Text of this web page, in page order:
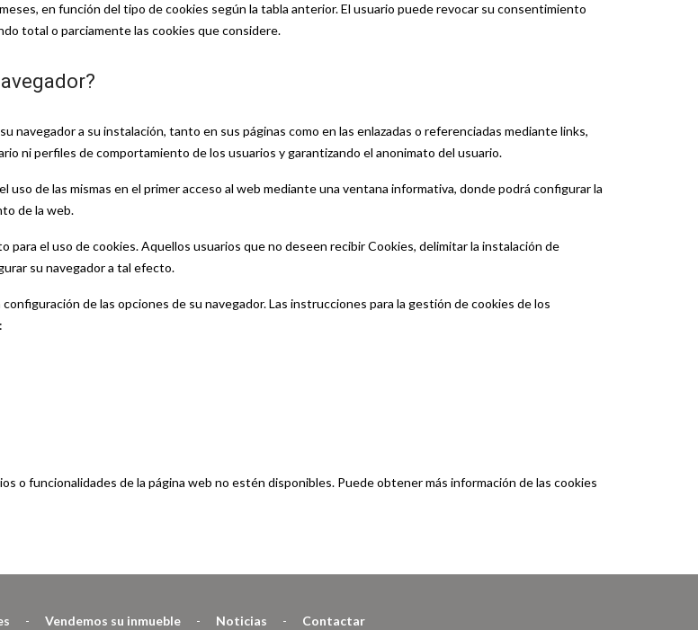
en función del tipo de cookies según la tabla anterior. El usuario puede revocar su consentimiento
total o parciamente las cookies que considere.
navegador a su instalación, tanto en sus páginas como en las enlazadas o referenciadas mediante links,
ni perfiles de comportamiento de los usuarios y garantizando el anonimato del usuario.
de las mismas en el primer acceso al web mediante una ventana informativa, donde podrá configurar la
de la web.
el uso de cookies. Aquellos usuarios que no deseen recibir Cookies, delimitar la instalación de
su navegador a tal efecto.
de las opciones de su navegador. Las instrucciones para la gestión de cookies de los
o funcionalidades de la página web no estén disponibles. Puede obtener más información de las cookies
- Vendemos su inmueble - Noticias - Contactar